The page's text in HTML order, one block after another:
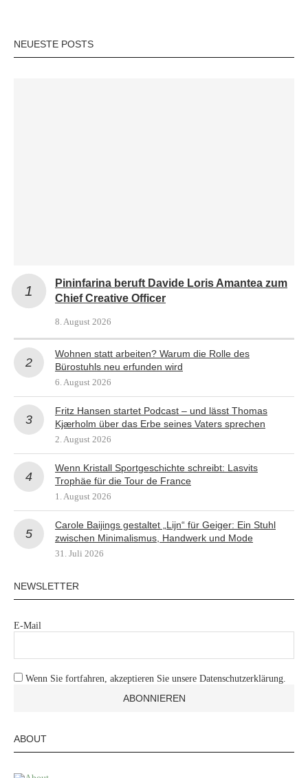
NEUESTE POSTS
Pininfarina beruft Davide Loris Amantea zum
Chief Creative Officer
8. August 2026
Wohnen statt arbeiten? Warum die Rolle des
Bürostuhls neu erfunden wird
6. August 2026
Fritz Hansen startet Podcast – und lässt Thomas
Kjærholm über das Erbe seines Vaters sprechen
2. August 2026
Wenn Kristall Sportgeschichte schreibt: Lasvits
Trophäe für die Tour de France
1. August 2026
Carole Baijings gestaltet „Lijn“ für Geiger: Ein Stuhl
zwischen Minimalismus, Handwerk und Mode
31. Juli 2026
NEWSLETTER
E-Mail
Wenn Sie fortfahren, akzeptieren Sie unsere Datenschutzerklärung.
ABOUT